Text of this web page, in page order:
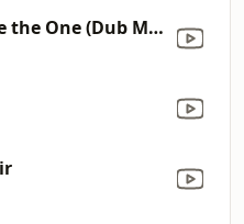
ha - You Are the One (Dub Mix Edit)